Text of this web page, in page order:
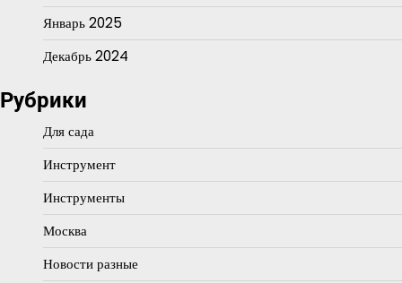
Январь 2025
Декабрь 2024
Рубрики
Для сада
Инструмент
Инструменты
Москва
Новости разные